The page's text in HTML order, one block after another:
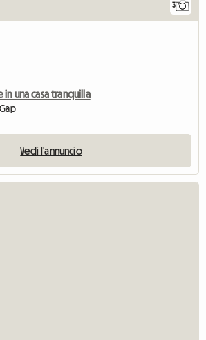
3
una casa tranquilla
Vedi l'annuncio